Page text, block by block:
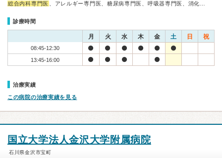
総合内科専門医 、アレルギー専門医、糖尿病専門医、呼吸器専門医、消化…
診療時間
月 火 水 木 金 土 日 祝
08:45-12:30
13:45-16:00
治療実績
この病院の治療実績を見る
国立大学法人金沢大学附属病院
石川県金沢市宝町